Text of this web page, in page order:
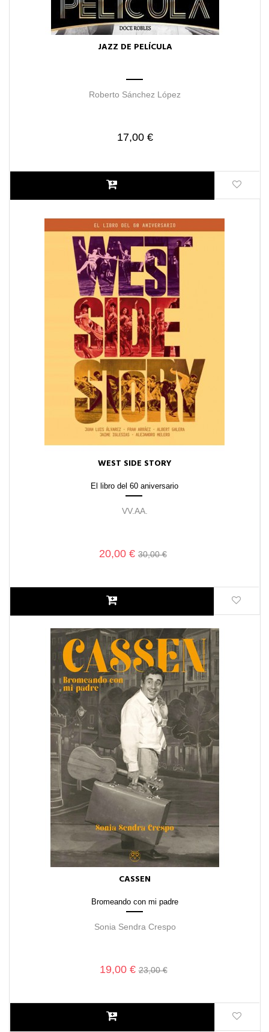
JAZZ DE PELÍCULA
Roberto Sánchez López
17,00 €
WEST SIDE STORY
El libro del 60 aniversario
VV.AA.
20,00 € 30,00 €
CASSEN
Bromeando con mi padre
Sonia Sendra Crespo
19,00 €23,00 €